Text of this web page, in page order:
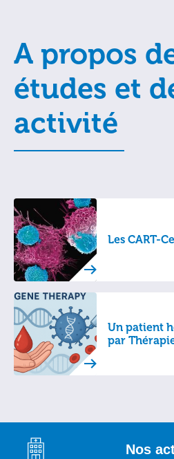
A propos
études et
activité
Les CART-
Un patient
par
Nos